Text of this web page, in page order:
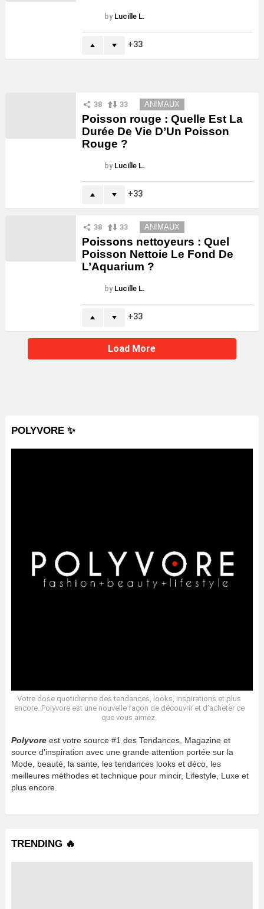
by Lucille L.
33
38 33 ANIMAUX
Poisson rouge : Quelle Est La
Durée De Vie D’Un Poisson
Rouge ?
by Lucille L.
33
38 33 ANIMAUX
Poissons nettoyeurs : Quel
Poisson Nettoie Le Fond De
L’Aquarium ?
by Lucille L.
33
Load More
POLYVORE ✨
Votre dose quotidienne des tendances, looks, inspirations et plus
encore. Polyvore est une nouvelle façon de découvrir et d’acheter ce
que vous aimez.
Polyvore est votre source #1 des Tendances, Magazine et
source d’inspiration avec une grande attention portée sur la
Mode, beauté, la sante, les tendances looks et déco, les
meilleures méthodes et technique pour mincir, Lifestyle, Luxe et
plus encore.
TRENDING 🔥